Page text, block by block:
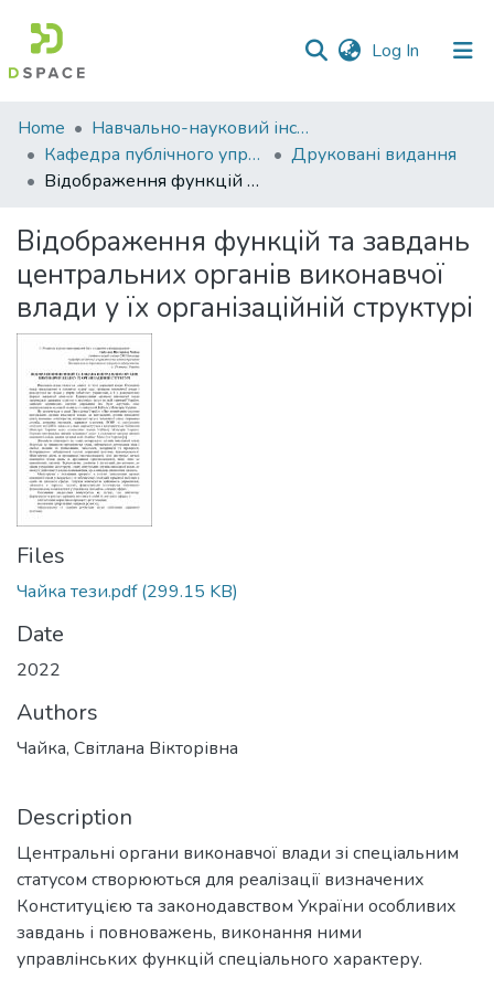
Log In (current)
Communities
&
Collections
Statistics
Home
Навчально-науковий інститут економіки, управління, права та інформаційних технологій
Кафедра публічного управління та адміністрування
Друковані видання
Відображення функцій та завдань центральних органів виконавчої влади у їх організаційній структурі
Відображення функцій та завдань
центральних органів виконавчої
влади у їх організаційній структурі
Files
Чайка тези.pdf(299.15 KB)
Date
2022
Authors
Чайка, Світлана Вікторівна
Description
Центральні органи виконавчої влади зі спеціальним
статусом створюються для реалізації визначених
Конституцією та законодавством України особливих
завдань і повноважень, виконання ними
управлінських функцій спеціального характеру.